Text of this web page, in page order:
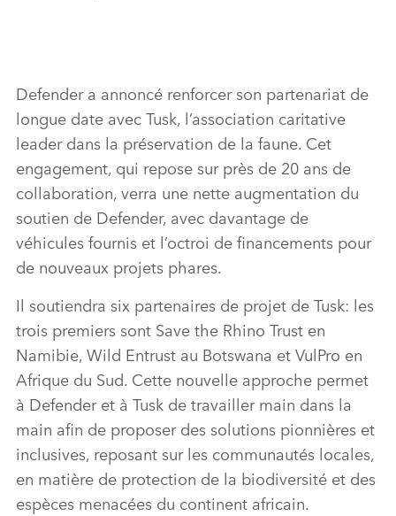
Defender a annoncé renforcer son partenariat de
longue date avec Tusk, l’association caritative
leader dans la préservation de la faune. Cet
engagement, qui repose sur près de 20 ans de
collaboration, verra une nette augmentation du
soutien de Defender, avec davantage de
véhicules fournis et l’octroi de financements pour
de nouveaux projets phares.
Il soutiendra six partenaires de projet de Tusk: les
trois premiers sont Save the Rhino Trust en
Namibie, Wild Entrust au Botswana et VulPro en
Afrique du Sud. Cette nouvelle approche permet
à Defender et à Tusk de travailler main dans la
main afin de proposer des solutions pionnières et
inclusives, reposant sur les communautés locales,
en matière de protection de la biodiversité et des
espèces menacées du continent africain.